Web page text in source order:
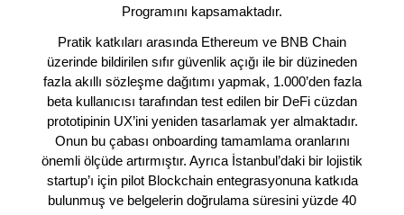
Programını kapsamaktadır.
Pratik katkıları arasında Ethereum ve BNB Chain
üzerinde bildirilen sıfır güvenlik açığı ile bir düzineden
fazla akıllı sözleşme dağıtımı yapmak, 1.000’den fazla
beta kullanıcısı tarafından test edilen bir DeFi cüzdan
prototipinin UX’ini yeniden tasarlamak yer almaktadır.
Onun bu çabası onboarding tamamlama oranlarını
önemli ölçüde artırmıştır. Ayrıca İstanbul’daki bir lojistik
startup’ı için pilot Blockchain entegrasyonuna katkıda
bulunmuş ve belgelerin doğrulama süresini yüzde 40